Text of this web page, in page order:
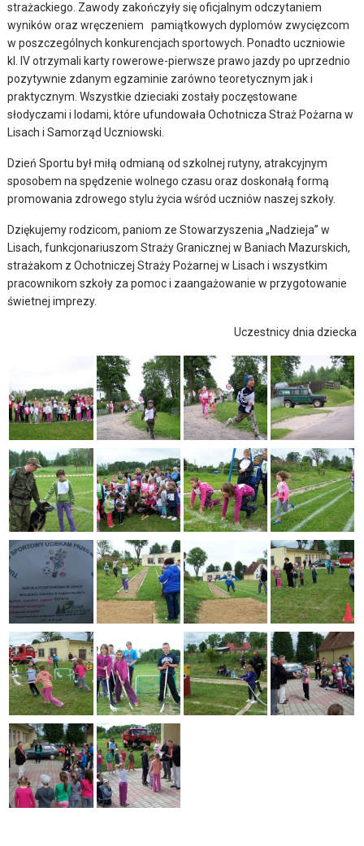
strażackiego. Zawody zakończyły się oficjalnym odczytaniem
wyników oraz wręczeniem pamiątkowych dyplomów zwycięzcom
w poszczególnych konkurencjach sportowych. Ponadto uczniowie
kl. IV otrzymali karty rowerowe-pierwsze prawo jazdy po uprzednio
pozytywnie zdanym egzaminie zarówno teoretycznym jak i
praktycznym. Wszystkie dzieciaki zostały poczęstowane
słodyczami i lodami, które ufundowała Ochotnicza Straż Pożarna w
Lisach i Samorząd Uczniowski.
Dzień Sportu był miłą odmianą od szkolnej rutyny, atrakcyjnym
sposobem na spędzenie wolnego czasu oraz doskonałą formą
promowania zdrowego stylu życia wśród uczniów naszej szkoły.
Dziękujemy rodzicom, paniom ze Stowarzyszenia „Nadzieja” w
Lisach, funkcjonariuszom Straży Granicznej w Baniach Mazurskich,
strażakom z Ochotniczej Straży Pożarnej w Lisach i wszystkim
pracownikom szkoły za pomoc i zaangażowanie w przygotowanie
świetnej imprezy.
Uczestnicy dnia dziecka